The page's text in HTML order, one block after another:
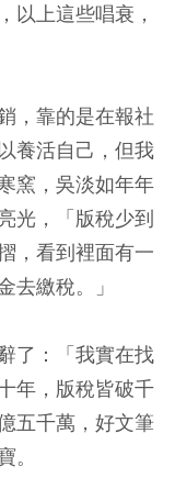
以上這些唱衰，
，靠的是在報社
養活自己，但我
窯，吳淡如年年
光，「版稅少到
，看到裡面有一
去繳稅。」
了：「我實在找
年，版稅皆破千
五千萬，好文筆
。